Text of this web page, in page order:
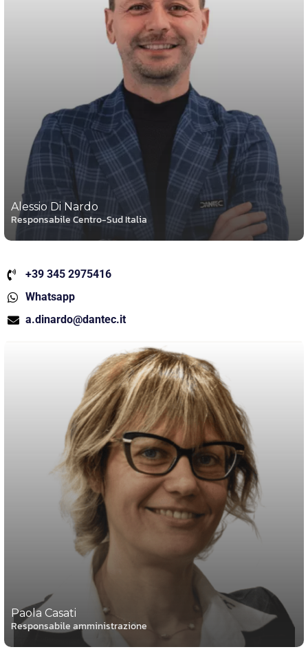
Alessio Di Nardo
Responsabile Centro-Sud Italia
+39 345 2975416
Whatsapp
a.dinardo@dantec.it
Paola Casati
Responsabile amministrazione